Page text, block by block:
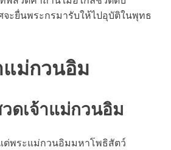
จะยื่นพระกรมารับให้ไปอุบัติในพุทธ
แม่กวนอิม
ดเจ้าแม่กวนอิม
ด่พระแม่กวนอิมมหาโพธิสัตว์